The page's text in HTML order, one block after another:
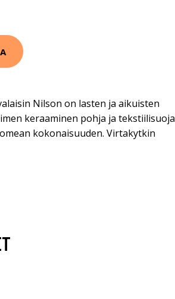
Nilson on lasten ja aikuisten
keraaminen pohja ja tekstiilisuoja
kokonaisuuden. Virtakytkin